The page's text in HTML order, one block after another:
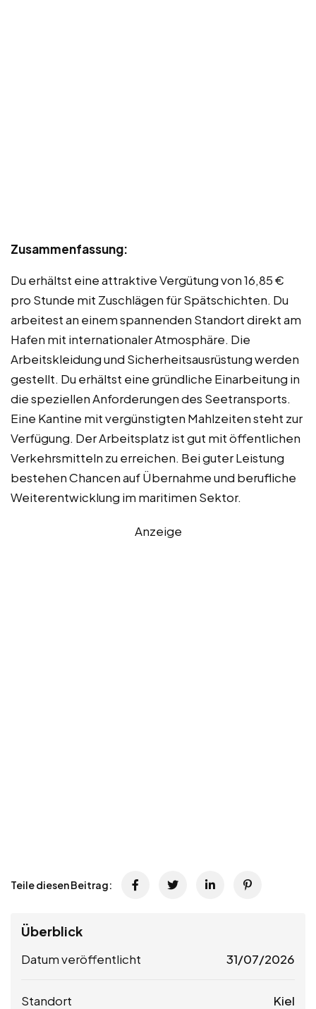
Zusammenfassung:
Du erhältst eine attraktive Vergütung von 16,85 €
pro Stunde mit Zuschlägen für Spätschichten. Du
arbeitest an einem spannenden Standort direkt am
Hafen mit internationaler Atmosphäre. Die
Arbeitskleidung und Sicherheitsausrüstung werden
gestellt. Du erhältst eine gründliche Einarbeitung in
die speziellen Anforderungen des Seetransports.
Eine Kantine mit vergünstigten Mahlzeiten steht zur
Verfügung. Der Arbeitsplatz ist gut mit öffentlichen
Verkehrsmitteln zu erreichen. Bei guter Leistung
bestehen Chancen auf Übernahme und berufliche
Weiterentwicklung im maritimen Sektor.
Anzeige
Teile diesen Beitrag:
Überblick
Datum veröffentlicht 31/07/2026
Standort Kiel